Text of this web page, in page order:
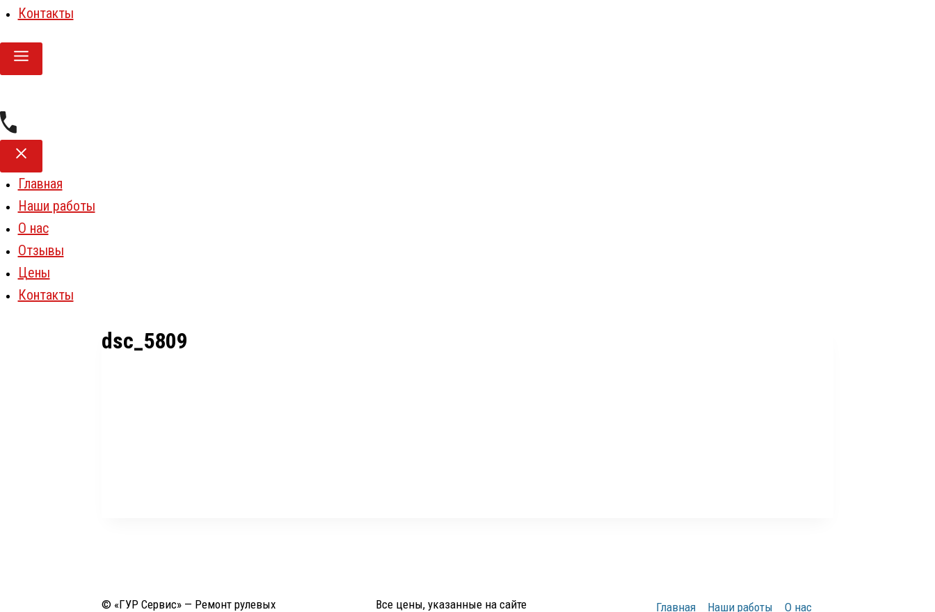
Контакты
Главная
Наши работы
О нас
Отзывы
Цены
Контакты
dsc_5809
© «ГУР Сервис» — Ремонт рулевых Все цены, указанные на сайте Главная Наши работы О нас